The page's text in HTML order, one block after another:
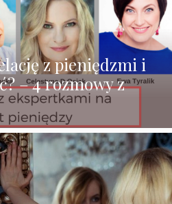
z pieniędzmi i
– 4 rozmowy z